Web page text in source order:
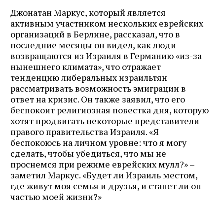
Джонатан Маркус, который является
активным участником нескольких еврейских
организаций в Берлине, рассказал, что в
последние месяцы он видел, как люди
возвращаются из Израиля в Германию «из-за
нынешнего климата», что отражает
тенденцию либеральных израильтян
рассматривать возможность эмиграции в
ответ на кризис. Он также заявил, что его
беспокоит религиозная повестка дня, которую
хотят продвигать некоторые представители
правого правительства Израиля. «Я
беспокоюсь на личном уровне: что я могу
сделать, чтобы убедиться, что мы не
проснемся при режиме еврейских мулл?» –
заметил Маркус. «Будет ли Израиль местом,
где живут моя семья и друзья, и станет ли он
частью моей жизни?»